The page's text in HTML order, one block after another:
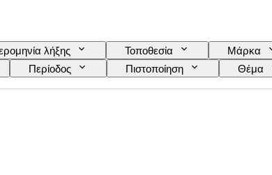
λήξης Τοποθεσία Μάρκα
Περίοδος Πιστοποίηση Θέμα
Χρώμα Πωλείται από Καλλιτέχνης